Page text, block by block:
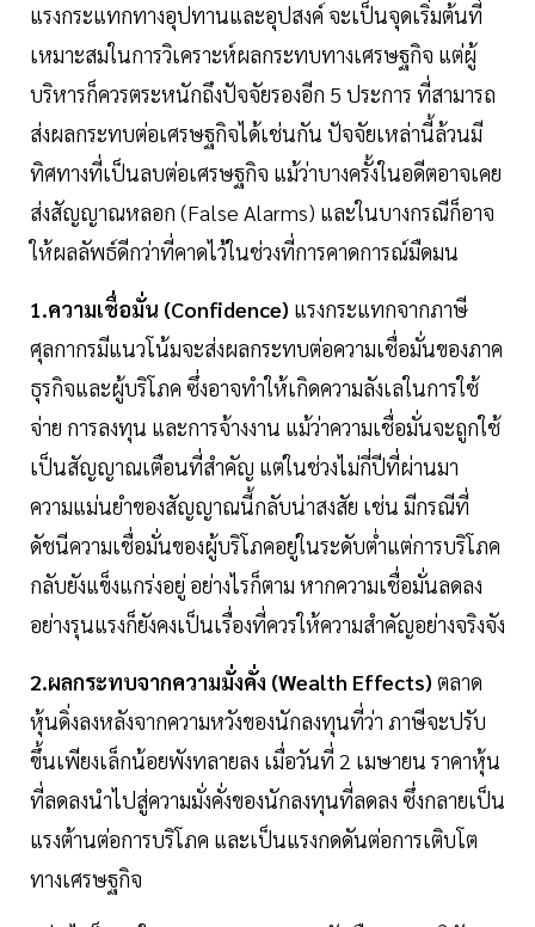
แรงกระแทกทางอุปทานและอุปสงค์ จะเป็นจุดเริ่มต้นที่
เหมาะสมในการวิเคราะห์ผลกระทบทางเศรษฐกิจ แต่ผู้
บริหารก็ควรตระหนักถึงปัจจัยรองอีก 5 ประการ ที่สามารถ
ส่งผลกระทบต่อเศรษฐกิจได้เช่นกัน ปัจจัยเหล่านี้ล้วนมี
ทิศทางที่เป็นลบต่อเศรษฐกิจ แม้ว่าบางครั้งในอดีตอาจเคย
ส่งสัญญาณหลอก (False Alarms) และในบางกรณีก็อาจ
ให้ผลลัพธ์ดีกว่าที่คาดไว้ในช่วงที่การคาดการณ์มืดมน
1.ความเชื่อมั่น (Confidence) แรงกระแทกจากภาษี
ศุลกากรมีแนวโน้มจะส่งผลกระทบต่อความเชื่อมั่นของภาค
ธุรกิจและผู้บริโภค ซึ่งอาจทำให้เกิดความลังเลในการใช้
จ่าย การลงทุน และการจ้างงาน แม้ว่าความเชื่อมั่นจะถูกใช้
เป็นสัญญาณเตือนที่สำคัญ แต่ในช่วงไม่กี่ปีที่ผ่านมา
ความแม่นยำของสัญญาณนี้กลับน่าสงสัย เช่น มีกรณีที่
ดัชนีความเชื่อมั่นของผู้บริโภคอยู่ในระดับต่ำแต่การบริโภค
กลับยังแข็งแกร่งอยู่ อย่างไรก็ตาม หากความเชื่อมั่นลดลง
อย่างรุนแรงก็ยังคงเป็นเรื่องที่ควรให้ความสำคัญอย่างจริงจัง
2.ผลกระทบจากความมั่งคั่ง (Wealth Effects) ตลาด
หุ้นดิ่งลงหลังจากความหวังของนักลงทุนที่ว่า ภาษีจะปรับ
ขึ้นเพียงเล็กน้อยพังทลายลง เมื่อวันที่ 2 เมษายน ราคาหุ้น
ที่ลดลงนำไปสู่ความมั่งคั่งของนักลงทุนที่ลดลง ซึ่งกลายเป็น
แรงต้านต่อการบริโภค และเป็นแรงกดดันต่อการเติบโต
ทางเศรษฐกิจ